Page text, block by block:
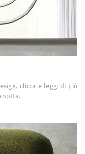
clicca e leggi di più